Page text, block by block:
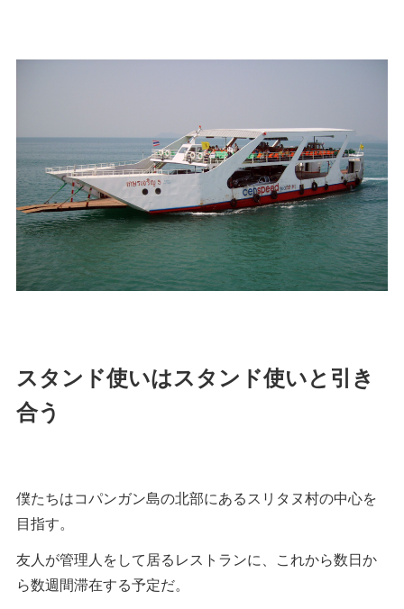
スタンド使いはスタンド使いと引き
合う
僕たちはコパンガン島の北部にあるスリタヌ村の中心を
目指す。
友人が管理人をして居るレストランに、これから数日か
ら数週間滞在する予定だ。